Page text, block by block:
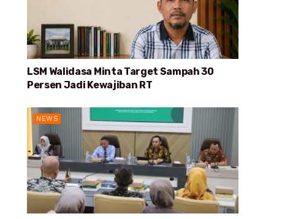
LSM Walidasa Minta Target Sampah 30
Persen Jadi Kewajiban RT
NEWS